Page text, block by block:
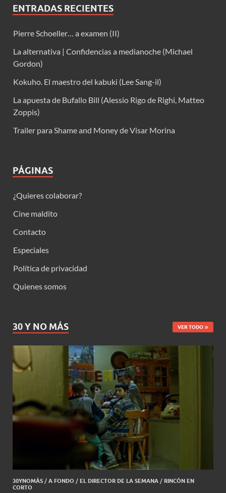
ENTRADAS RECIENTES
Pierre Schoeller… a examen (II)
La alternativa | Confidencias a medianoche (Michael
Gordon)
Kokuho. El maestro del kabuki (Lee Sang-il)
La apuesta de Bufallo Bill (Alessio Rigo de Righi, Matteo
Zoppis)
Trailer para Shame and Money de Visar Morina
PÁGINAS
¿Quieres colaborar?
Cine maldito
Contacto
Especiales
Política de privacidad
Quienes somos
30 Y NO MÁS VER TODO
30YNOMÁS / A FONDO / EL DIRECTOR DE LA SEMANA / RINCÓN EN
CORTO